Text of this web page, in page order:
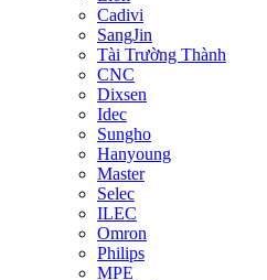
Cadivi
SangJin
Tài Trường Thành
CNC
Dixsen
Idec
Sungho
Hanyoung
Master
Selec
ILEC
Omron
Philips
MPE